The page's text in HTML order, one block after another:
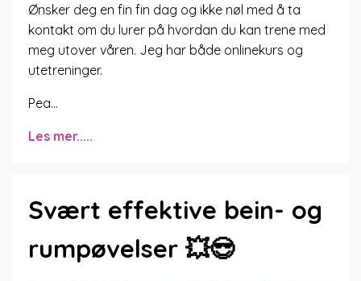
Ønsker deg en fin fin dag og ikke nøl med å ta
kontakt om du lurer på hvordan du kan trene med
meg utover våren. Jeg har både onlinekurs og
utetreninger.
Pea...
Les mer.....
Svært effektive bein- og
rumpøvelser 💥😎